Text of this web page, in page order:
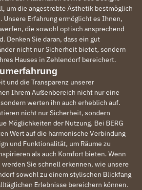
um die angestrebte Ästhetik bestmöglich
Unsere Erfahrung ermöglicht es Ihnen,
die sowohl optisch ansprechend
Denken Sie daran, dass ein gut
nicht nur Sicherheit bietet, sondern
Hauses in Zehlendorf bereichert.
und die Transparenz unserer
Ihrem Außenbereich nicht nur eine
werten ihn auch erheblich auf.
nicht nur Sicherheit, sondern
Möglichkeiten der Nutzung. Bei BERG
Wert auf die harmonische Verbindung
und Funktionalität, um Räume zu
als auch Komfort bieten. Wenn
Sie schnell erkennen, wie unsere
sowohl zu einem stylischen Blickfang
Erlebnisse bereichern können.